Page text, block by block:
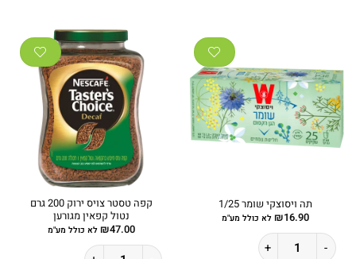
לבחור
את
האפשרויות
בעמוד
המוצר
תה ויסוצקי שומר 1/25
₪16.90 לא כולל מע"מ
כמות של תה ויסוצקי שומר 1/25
קפה טסטר צויס ירוק 200 גרם
נטול קפאין מגורען
₪47.00 לא כולל מע"מ
כמות של קפה טסטר צויס ירוק 200 גרם נטול קפאין מגורען